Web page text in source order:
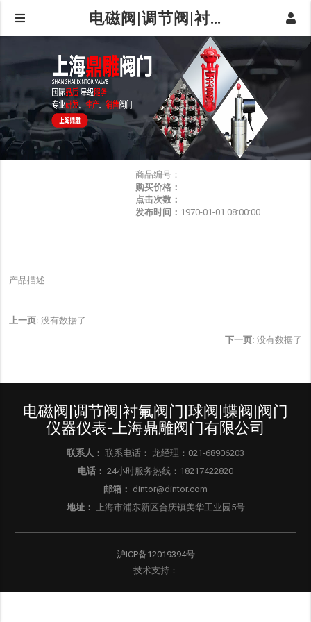
电磁阀|调节阀|衬氟阀门|球阀|蝶阀|阀门仪器仪表-上海鼎雕阀门有限公司
商品编号：
购买价格：
点击次数：
发布时间： 1970-01-01 08:00:00
产品描述
上一页: 没有数据了
下一页: 没有数据了
电磁阀|调节阀|衬氟阀门|球阀|蝶阀|阀门
仪器仪表-上海鼎雕阀门有限公司
联系人： 联系电话： 龙经理：021-68906203
电话： 24小时服务热线：18217422820
邮箱： dintor@dintor.com
地址：
上海市浦东新区合庆镇美华工业园5号
沪ICP备12019394号
技术支持：